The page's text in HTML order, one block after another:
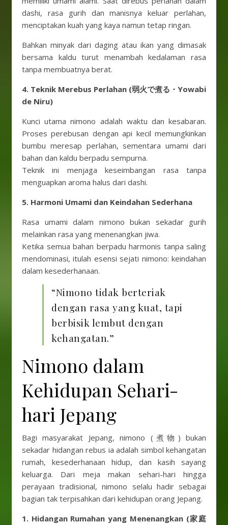
dashi, rasa gurih dan manisnya keluar perlahan,
menciptakan kuah yang kaya namun tetap ringan.
Bahkan minyak dari daging atau ikan yang dimasak
bersama kaldu turut menambah kedalaman rasa
tanpa membuatnya berat.
4. Teknik Merebus Perlahan (弱火で煮る・Yowabi
de Niru)
Kunci utama nimono adalah waktu dan kesabaran.
Proses perebusan dengan api kecil memungkinkan
bumbu meresap perlahan, sementara umami dari
bahan dan kaldu berpadu sempurna.
Teknik ini menjaga keseimbangan rasa tanpa
menguapkan aroma halus dari dashi.
5. Harmoni Umami dan Keindahan Sederhana
Rasa umami dalam nimono bukan sekadar gurih
melainkan rasa yang menenangkan jiwa.
Ketika semua bahan berpadu harmonis tanpa saling
mendominasi, itulah esensi sejati nimono: keindahan
dalam kesederhanaan.
“Nimono tidak berteriak
dengan rasa yang kuat, tapi
berbisik lembut dengan
kehangatan.”
Nimono dalam
Kehidupan Sehari-
hari Jepang
Bagi masyarakat Jepang, nimono (煮物) bukan
sekadar hidangan rebus ia adalah simbol kehangatan
rumah, kesederhanaan hidup, dan kasih sayang
keluarga. Dari meja makan sehari-hari hingga
perayaan tradisional, nimono selalu hadir sebagai
bagian tak terpisahkan dari kehidupan orang Jepang.
1. Hidangan Rumahan yang Menenangkan (家庭